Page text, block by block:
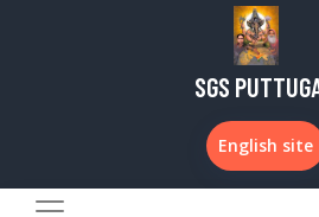
SGS
English site